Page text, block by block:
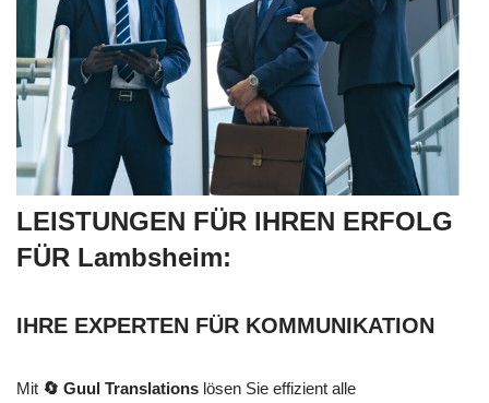
LEISTUNGEN FÜR IHREN ERFOLG
FÜR Lambsheim:
IHRE EXPERTEN FÜR KOMMUNIKATION
Mit 🔄 Guul Translations lösen Sie effizient alle